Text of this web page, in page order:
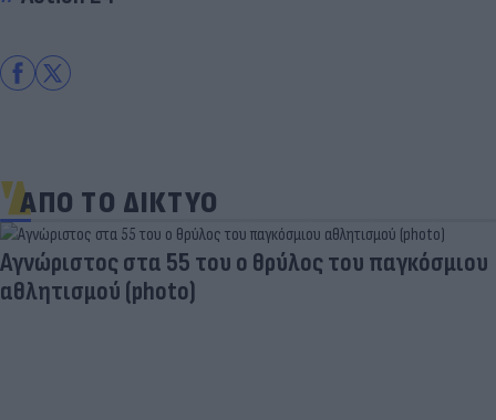
ΑΠΟ ΤΟ ΔΙΚΤΥΟ
Aγνώριστος στα 55 του ο θρύλος του παγκόσμιου
αθλητισμού (photo)